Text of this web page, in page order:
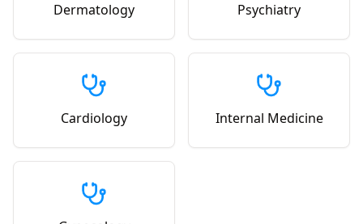
Dermatology Psychiatry
Cardiology Internal Medicine